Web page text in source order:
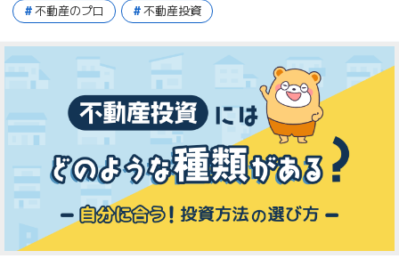
不動産のプロ 不動産投資